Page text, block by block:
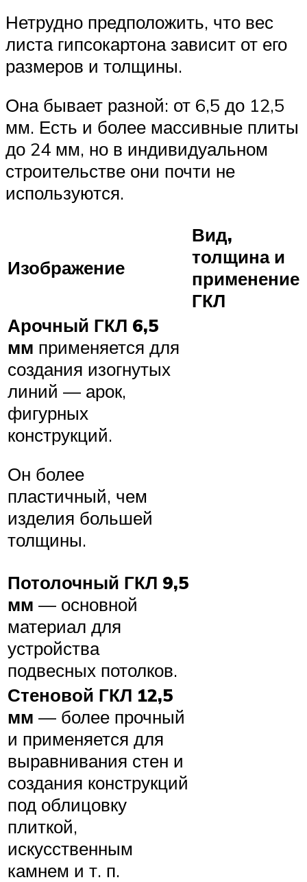
Нетрудно предположить, что вес
листа гипсокартона зависит от его
размеров и толщины.
Она бывает разной: от 6,5 до 12,5
мм. Есть и более массивные плиты
до 24 мм, но в индивидуальном
строительстве они почти не
используются.
Изображение
Вид,
толщина и
применение
ГКЛ
Арочный ГКЛ 6,5
мм применяется для
создания изогнутых
линий — арок,
фигурных
конструкций.
Он более
пластичный, чем
изделия большей
толщины.
Потолочный ГКЛ 9,5
мм — основной
материал для
устройства
подвесных потолков.
Стеновой ГКЛ 12,5
мм — более прочный
и применяется для
выравнивания стен и
создания конструкций
под облицовку
плиткой,
искусственным
камнем и т. п.